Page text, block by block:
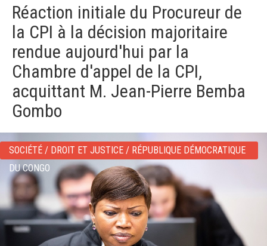
v
i
g
t
i
n
Réaction initiale du Procureur de
la CPI à la décision majoritaire
rendue aujourd'hui par la
Chambre d'appel de la CPI,
acquittant M. Jean-Pierre Bemba
Gombo
SOCIÉTÉ / DROIT ET JUSTICE / RÉPUBLIQUE DÉMOCRATIQUE
DU CONGO